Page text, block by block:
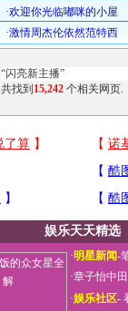
共找到 15,242 个相关网页.
娱乐天天精选
·明星新闻-
·章子怡中
·娱乐社区-